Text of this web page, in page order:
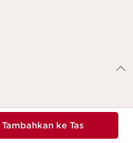
Tambahkan ke Tas